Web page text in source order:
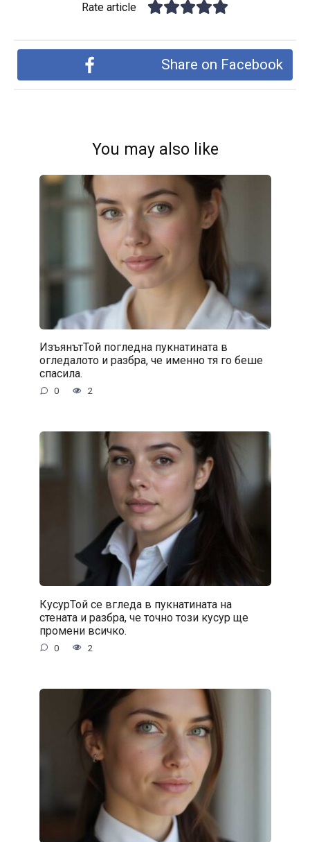
Rate article
Share on Facebook
You may also like
ИзъянътТой погледна пукнатината в
огледалото и разбра, че именно тя го беше
спасила.
0 2
КусурТой се вгледа в пукнатината на
стената и разбра, че точно този кусур ще
промени всичко.
0 2